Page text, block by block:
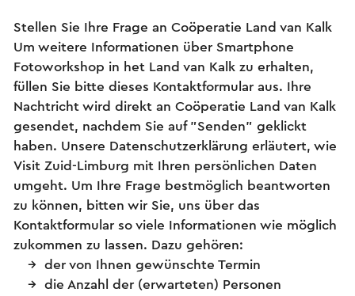
Stellen Sie Ihre Frage an Coöperatie Land van Kalk
Um weitere Informationen über Smartphone
Fotoworkshop in het Land van Kalk zu erhalten,
füllen Sie bitte dieses Kontaktformular aus. Ihre
Nachtricht wird direkt an Coöperatie Land van Kalk
gesendet, nachdem Sie auf "Senden" geklickt
haben. Unsere Datenschutzerklärung erläutert, wie
Visit Zuid-Limburg mit Ihren persönlichen Daten
umgeht. Um Ihre Frage bestmöglich beantworten
zu können, bitten wir Sie, uns über das
Kontaktformular so viele Informationen wie möglich
zukommen zu lassen. Dazu gehören:
der von Ihnen gewünschte Termin
die Anzahl der (erwarteten) Personen